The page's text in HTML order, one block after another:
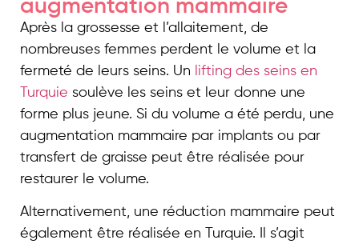
augmentation mammaire
Après la grossesse et l’allaitement, de
nombreuses femmes perdent le volume et la
fermeté de leurs seins. Un
lifting des seins en
Turquie soulève les seins et leur donne une
forme plus jeune. Si du volume a été perdu, une
augmentation mammaire par implants ou par
transfert de graisse peut être réalisée pour
restaurer le volume.
Alternativement, une réduction mammaire peut
également être réalisée en Turquie. Il s’agit